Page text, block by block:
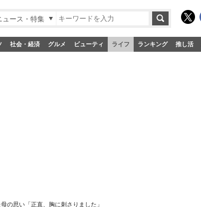
ュース・特集
社会・経済 グルメ ビューティ ライフ ランキング 推し活
の思い「正直、胸に刺さりました」